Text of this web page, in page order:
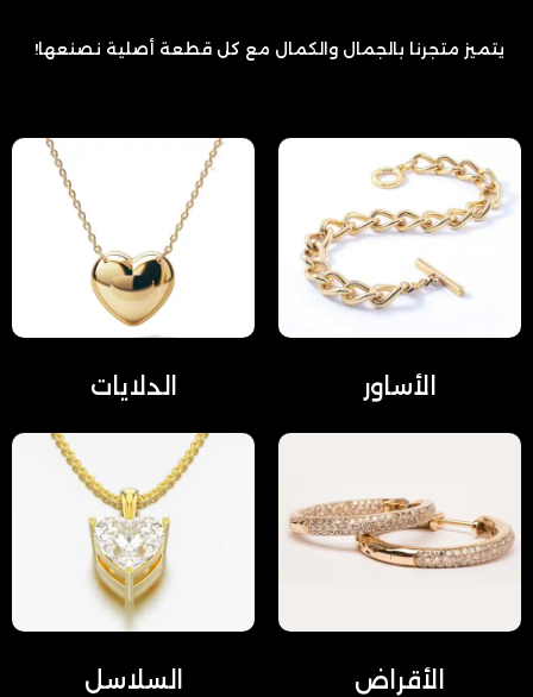
يتميز متجرنا بالجمال والكمال مع كل قطعة أصلية نصنعها!
الأساور الدلايات
الأقراض السلاسل